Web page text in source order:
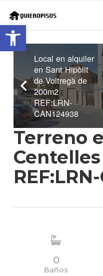
Abrir barra de herramientas
Local en alquiler
en Sant Hipòlit
de Voltregà de
200m2
REF:LRN-
CAN124938
Terreno
0
Baños